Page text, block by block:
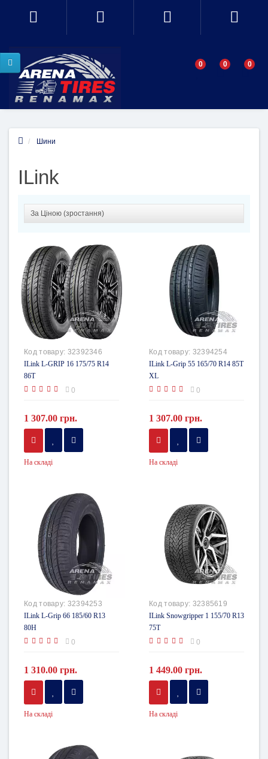
0 0 0
Шини
ILink
Код товару: 32392346
ILink L-GRIP 16 175/75 R14
86T
0
1 307.00 грн.
На складі
Код товару: 32394254
ILink L-Grip 55 165/70 R14 85T
XL
0
1 307.00 грн.
На складі
Код товару: 32394253
ILink L-Grip 66 185/60 R13
80H
0
1 310.00 грн.
На складі
Код товару: 32385619
ILink Snowgripper 1 155/70 R13
75T
0
1 449.00 грн.
На складі